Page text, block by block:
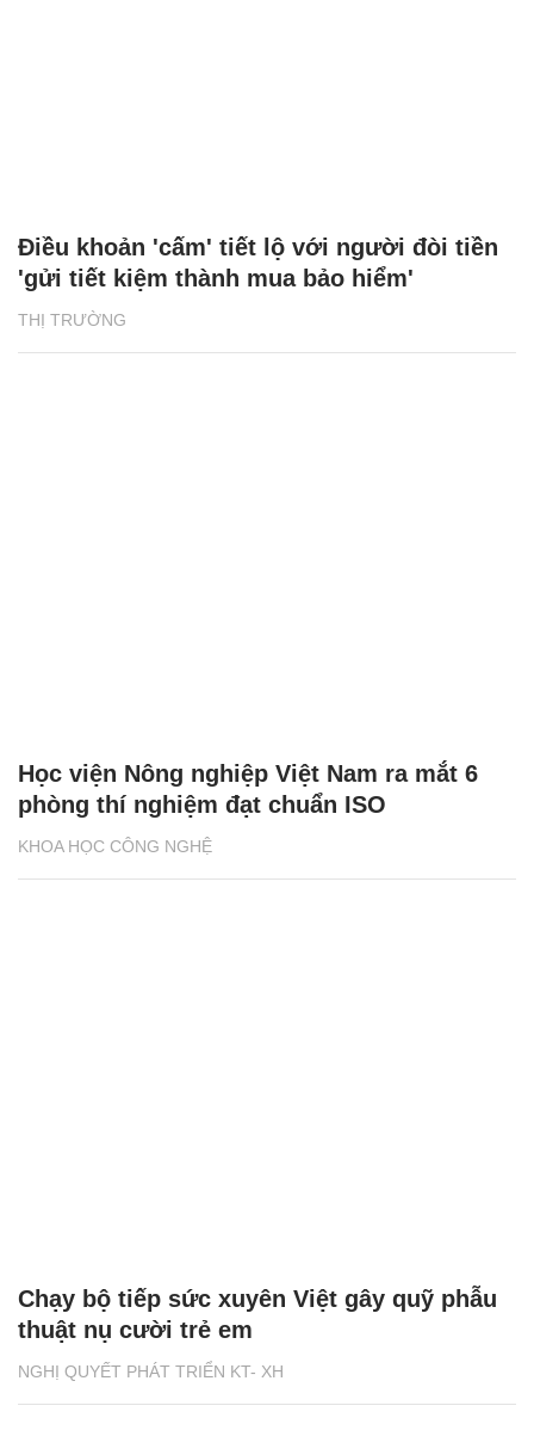
THỊ TRƯỜNG
Điều khoản 'cấm' tiết lộ với người đòi tiền
'gửi tiết kiệm thành mua bảo hiểm'
KHOA HỌC CÔNG NGHỆ
Học viện Nông nghiệp Việt Nam ra mắt 6
phòng thí nghiệm đạt chuẩn ISO
NGHỊ QUYẾT PHÁT TRIỂN KT- XH
Chạy bộ tiếp sức xuyên Việt gây quỹ phẫu
thuật nụ cười trẻ em